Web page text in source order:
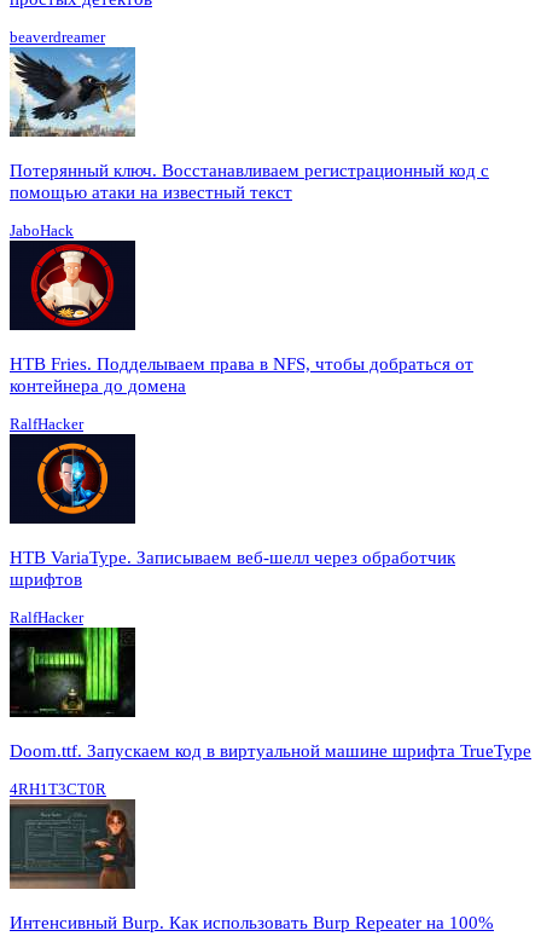
beaverdreamer
Потерянный ключ. Восстанавливаем регистрационный код с
помощью атаки на известный текст
JaboHack
HTB Fries. Подделываем права в NFS, чтобы добраться от
контейнера до домена
RalfHacker
HTB VariaType. Записываем веб-шелл через обработчик
шрифтов
RalfHacker
Doom.ttf. Запускаем код в виртуальной машине шрифта TrueType
4RH1T3CT0R
Интенсивный Burp. Как использовать Burp Repeater на 100%